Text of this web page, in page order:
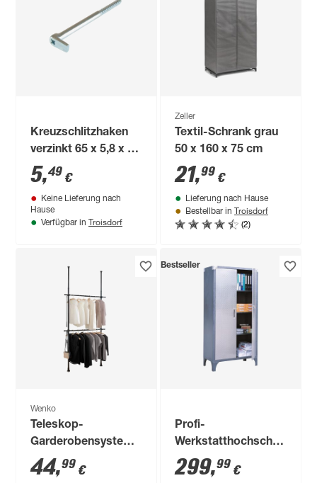
Kreuzschlitzhaken
verzinkt 65 x 5,8 x 31
x 18 mm 4 Stück
5,49 €
Keine Lieferung nach
Hause
Verfügbar in Troisdorf
Zeller
Textil-Schrank grau
50 x 160 x 75 cm
21,99 €
Lieferung nach Hause
Bestellbar in Troisdorf
(2)
Wenko
Teleskop-
Garderobensystem
'Herkules Basic'
verstellbar 120 x 300
44,99 €
Bestseller
Profi-
Werkstatthochschrank,
3 Einlegeböden, 91 x
182 x 45 cm
299,99 €